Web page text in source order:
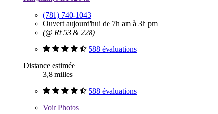
(781) 740-1043
Ouvert aujourd'hui de 7h am à 3h pm
(@ Rt 53 & 228)
588 évaluations
Distance estimée
3,8 milles
588 évaluations
VoirPhotos